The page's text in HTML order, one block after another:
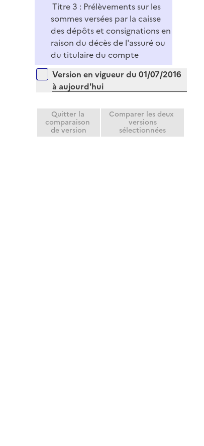
Titre 3 : Prélèvements sur les
sommes versées par la caisse
des dépôts et consignations en
raison du décès de l'assuré ou
du titulaire du compte
Versions sur la période
Version en vigueur du 01/07/2016
à aujourd'hui
Quitter la
comparaison
de version
Comparer les deux
versions
sélectionnées